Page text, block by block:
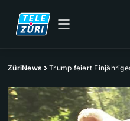
ZüriNews Trump feiert